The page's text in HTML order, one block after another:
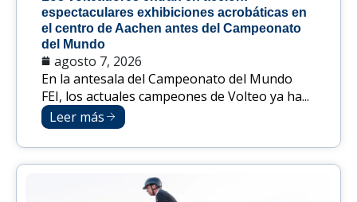
espectaculares exhibiciones acrobáticas en
el centro de Aachen antes del Campeonato
del Mundo
agosto 7, 2026
En la antesala del Campeonato del Mundo
FEI, los actuales campeones de Volteo ya ha...
Leer más